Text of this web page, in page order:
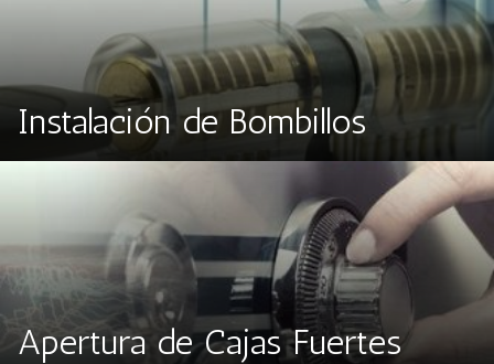
Instalación de Bombillos
Apertura de Cajas Fuertes